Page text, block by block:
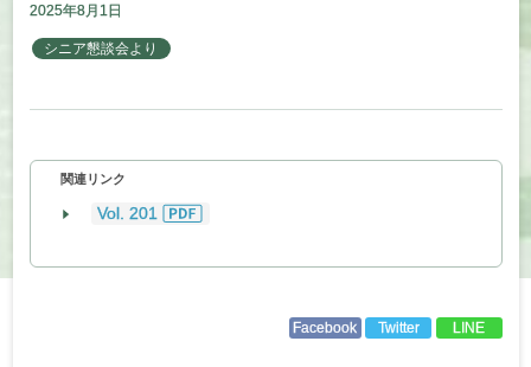
2025年8月1日
シニア懇談会より
関連リンク
Vol. 201
Facebook Twitter LINE